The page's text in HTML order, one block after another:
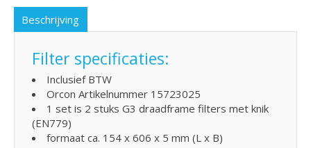
Beschrijving
Filter specificaties:
Inclusief BTW
Orcon Artikelnummer 15723025
1 set is 2 stuks G3 draadframe filters met knik
(EN779)
formaat ca. 154 x 606 x 5 mm (L x B)